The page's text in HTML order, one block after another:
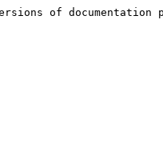
of documentation